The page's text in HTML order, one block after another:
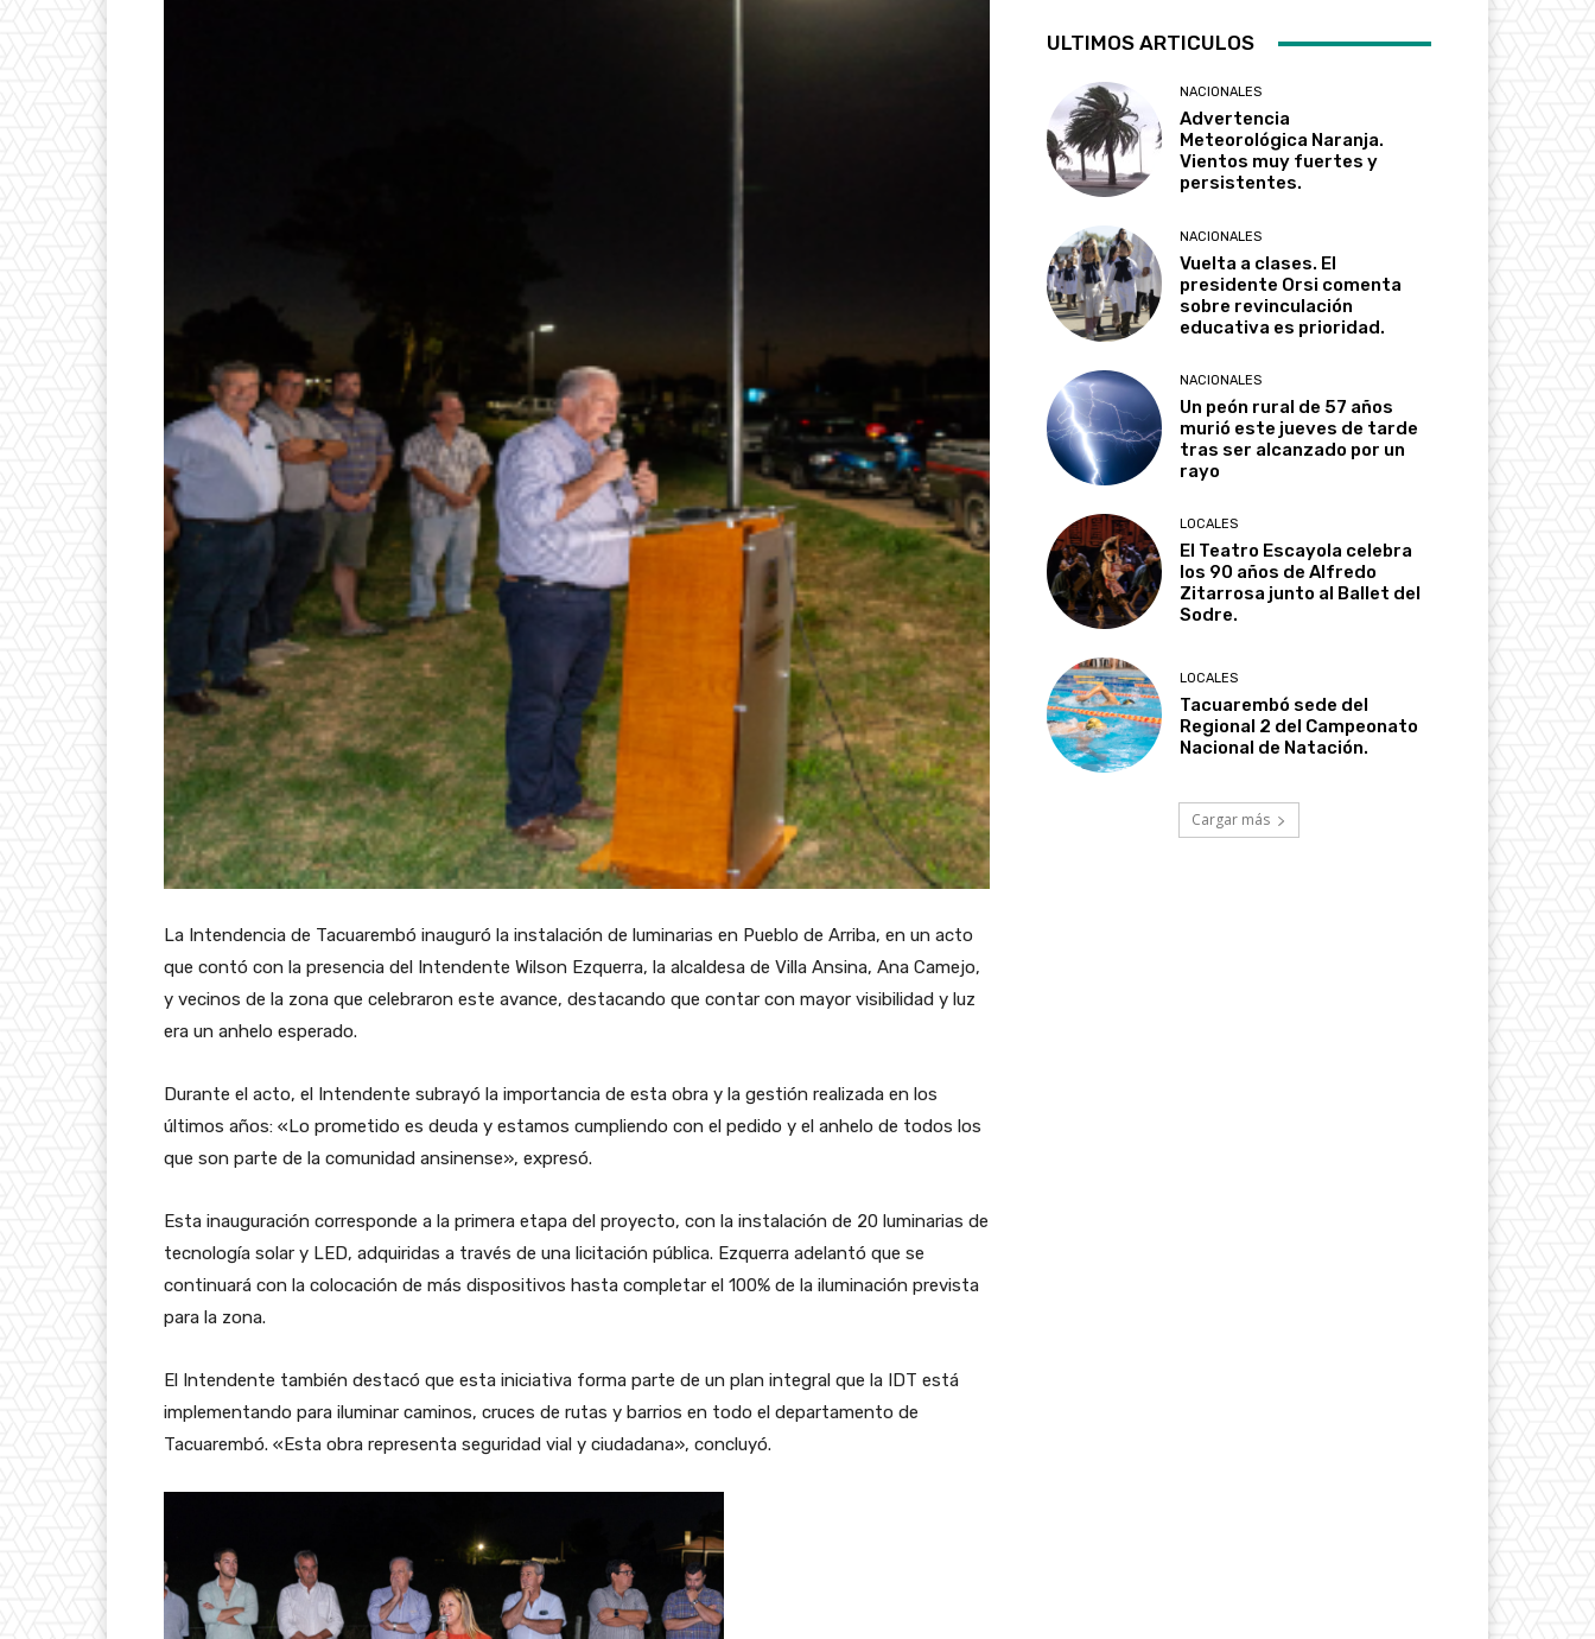
La Intendencia de Tacuarembó inauguró la instalación de luminarias en Pueblo de Arriba, en un acto
que contó con la presencia del Intendente Wilson Ezquerra, la alcaldesa de Villa Ansina, Ana Camejo,
y vecinos de la zona que celebraron este avance, destacando que contar con mayor visibilidad y luz
era un anhelo esperado.
Durante el acto, el Intendente subrayó la importancia de esta obra y la gestión realizada en los
últimos años: «Lo prometido es deuda y estamos cumpliendo con el pedido y el anhelo de todos los
que son parte de la comunidad ansinense», expresó.
Esta inauguración corresponde a la primera etapa del proyecto, con la instalación de 20 luminarias de
tecnología solar y LED, adquiridas a través de una licitación pública. Ezquerra adelantó que se
continuará con la colocación de más dispositivos hasta completar el 100% de la iluminación prevista
para la zona.
El Intendente también destacó que esta iniciativa forma parte de un plan integral que la IDT está
implementando para iluminar caminos, cruces de rutas y barrios en todo el departamento de
Tacuarembó. «Esta obra representa seguridad vial y ciudadana», concluyó.
ULTIMOS ARTICULOS
NACIONALES
Advertencia
Meteorológica Naranja.
Vientos muy fuertes y
persistentes.
NACIONALES
Vuelta a clases. El
presidente Orsi comenta
sobre revinculación
educativa es prioridad.
NACIONALES
Un peón rural de 57 años
murió este jueves de tarde
tras ser alcanzado por un
rayo
LOCALES
El Teatro Escayola celebra
los 90 años de Alfredo
Zitarrosa junto al Ballet del
Sodre.
LOCALES
Tacuarembó sede del
Regional 2 del Campeonato
Nacional de Natación.
Cargar más